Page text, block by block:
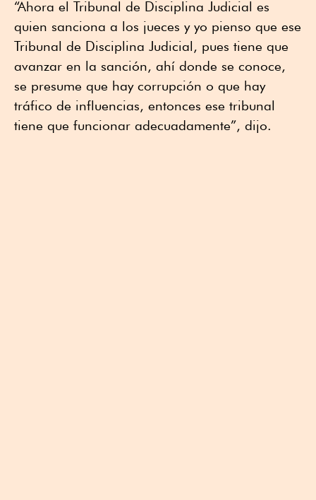
“Ahora el Tribunal de Disciplina Judicial es
quien sanciona a los jueces y yo pienso que ese
Tribunal de Disciplina Judicial, pues tiene que
avanzar en la sanción, ahí donde se conoce,
se presume que hay corrupción o que hay
tráfico de influencias, entonces ese tribunal
tiene que funcionar adecuadamente”, dijo.